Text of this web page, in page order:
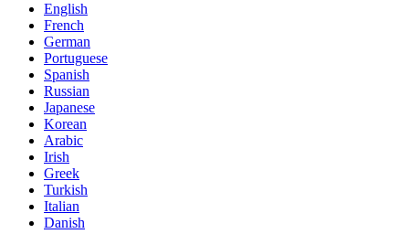
English
French
German
Portuguese
Spanish
Russian
Japanese
Korean
Arabic
Irish
Greek
Turkish
Italian
Danish